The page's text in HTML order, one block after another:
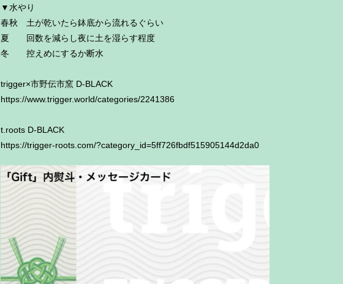
▼水やり
春秋 土が乾いたら鉢底から流れるぐらい
夏 回数を減らし夜に土を湿らす程度
冬 控えめにするか断水
trigger×市野伝市窯 D-BLACK
https://www.trigger.world/categories/2241386
t.roots D-BLACK
https://trigger-roots.com/?category_id=5ff726fbdf515905144d2da0